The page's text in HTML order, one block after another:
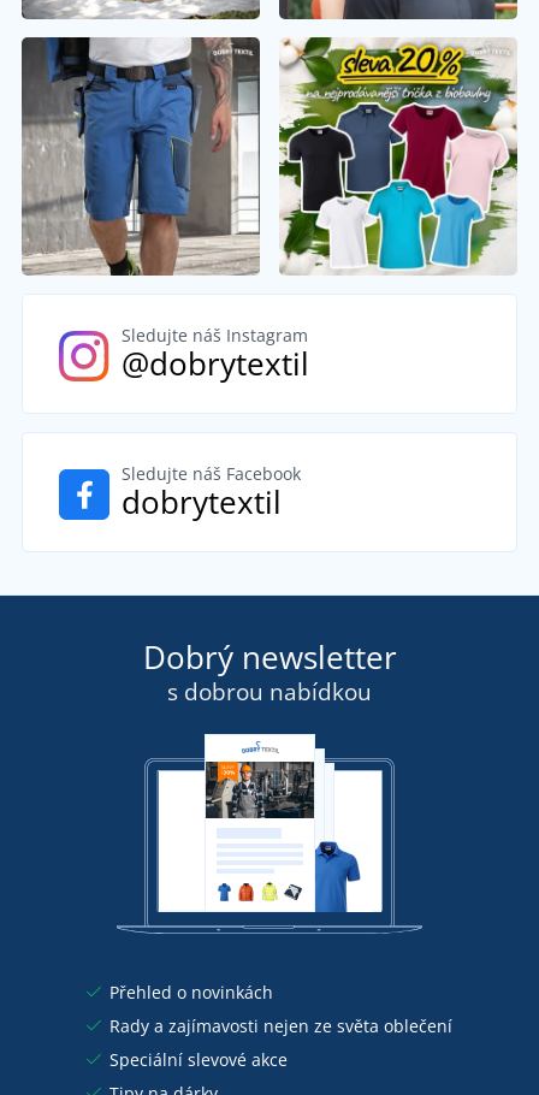
Sledujte náš Instagram
@dobrytextil
Sledujte náš Facebook
dobrytextil
Dobrý newsletter
s dobrou nabídkou
Přehled o novinkách
Rady a zajímavosti nejen ze světa oblečení
Speciální slevové akce